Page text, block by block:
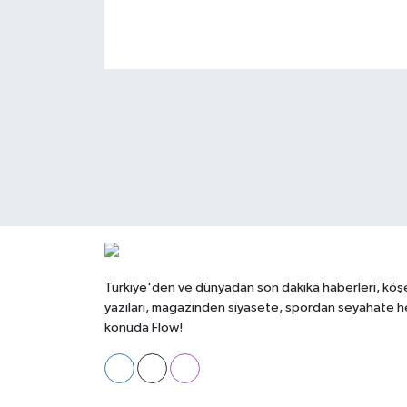
Türkiye'den ve dünyadan son dakika haberleri,
yazıları, magazinden siyasete, spordan seyahate
konuda Flow!